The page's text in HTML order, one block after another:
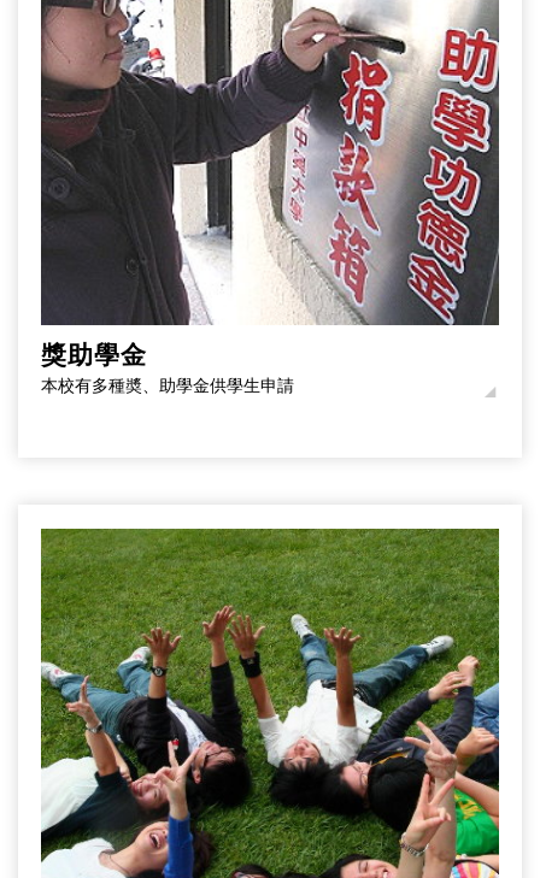
獎助學金
本校有多種奬、助學金供學生申請